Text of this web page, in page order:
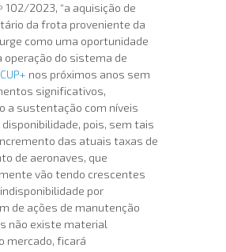
102/2023, “a aquisição de
da frota proveniente da
como uma oportunidade
operação do sistema de
nos próximos anos sem
significativos,
a sustentação com níveis
pois, sem tais
das atuais taxas de
de aeronaves, que
vão tendo crescentes
por
de ações de manutenção
não existe material
mercado, ficará